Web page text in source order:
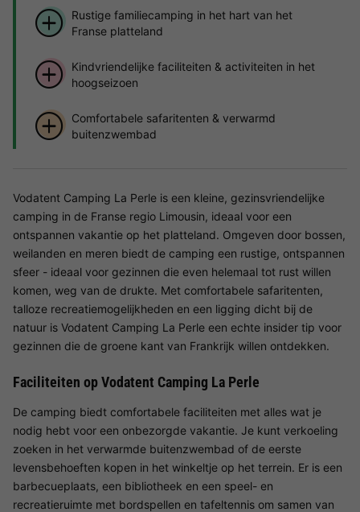
Rustige familiecamping in het hart van het
Franse platteland
Kindvriendelijke faciliteiten & activiteiten in het
hoogseizoen
Comfortabele safaritenten & verwarmd
buitenzwembad
Vodatent Camping La Perle is een kleine, gezinsvriendelijke
camping in de Franse regio Limousin, ideaal voor een
ontspannen vakantie op het platteland. Omgeven door bossen,
weilanden en meren biedt de camping een rustige, ontspannen
sfeer - ideaal voor gezinnen die even helemaal tot rust willen
komen, weg van de drukte. Met comfortabele safaritenten,
talloze recreatiemogelijkheden en een ligging dicht bij de
natuur is Vodatent Camping La Perle een echte insider tip voor
gezinnen die de groene kant van Frankrijk willen ontdekken.
Faciliteiten op Vodatent Camping La Perle
De camping biedt comfortabele faciliteiten met alles wat je
nodig hebt voor een onbezorgde vakantie. Je kunt verkoeling
zoeken in het verwarmde buitenzwembad of de eerste
levensbehoeften kopen in het winkeltje op het terrein. Er is een
barbecueplaats, een bibliotheek en een speel- en
recreatieruimte met bordspellen en tafeltennis om samen van